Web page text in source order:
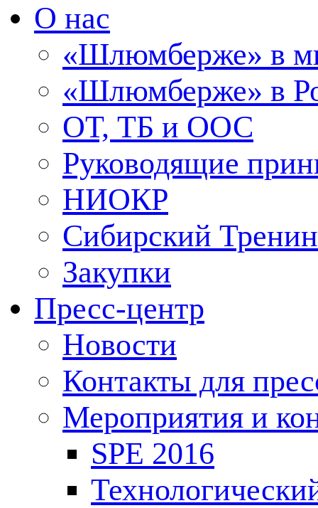
О нас
«Шлюмберже» в
«Шлюмберже» в
ОТ, ТБ и ООС
Руководящие
НИОКР
Сибирский
Закупки
Пресс-центр
Новости
Контакты для
Мероприятия и
SPE 2016